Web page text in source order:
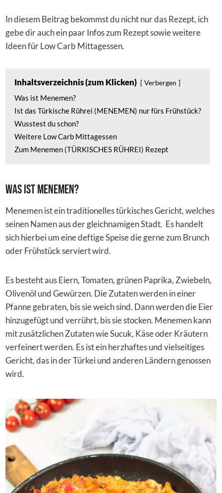
In diesem Beitrag bekommst du nicht nur das Rezept, ich
gebe dir auch ein paar Infos zum Rezept sowie weitere
Ideen für Low Carb Mittagessen.
Inhaltsverzeichnis (zum Klicken) Verbergen
Was ist Menemen?
Ist das Türkische Rührei (MENEMEN) nur fürs Frühstück?
Wusstest du schon?
Weitere Low Carb Mittagessen
Zum Menemen (TÜRKISCHES RÜHREI) Rezept
Was ist Menemen?
Menemen ist ein traditionelles türkisches Gericht, welches
seinen Namen aus der gleichnamigen Stadt. Es handelt
sich hierbei um eine deftige Speise die gerne zum Brunch
oder Frühstück serviert wird.
Es besteht aus Eiern, Tomaten, grünen Paprika, Zwiebeln,
Olivenöl und Gewürzen. Die Zutaten werden in einer
Pfanne gebraten, bis sie weich sind. Dann werden die Eier
hinzugefügt und verrührt, bis sie stocken. Menemen kann
mit zusätzlichen Zutaten wie Sucuk, Käse oder Kräutern
verfeinert werden. Es ist ein herzhaftes und vielseitiges
Gericht, das in der Türkei und anderen Ländern genossen
wird.